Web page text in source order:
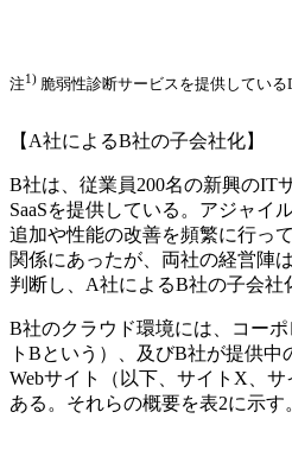
注1) 脆弱性診断サービスを提供している
【A社によるB社の子会社化】
B社は、従業員200名の新興のIT
SaaSを提供している。アジャイ
追加や性能の改善を頻繁に行っ
関係にあったが、両社の経営陣
判断し、A社によるB社の子会社
B社のクラウド環境には、コー
トBという）、及びB社が提供中
Webサイト（以下、サイトX、
ある。それらの概要を表2に示す